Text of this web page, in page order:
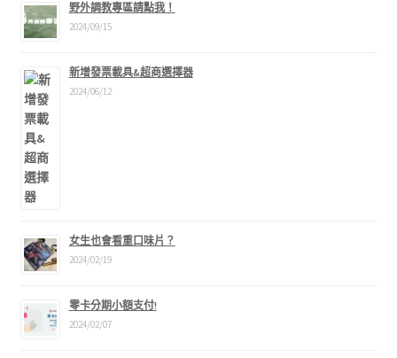
野外調教專區請點我！
2024/09/15
新增發票載具&超商選擇器
2024/06/12
女生也會看重口味片？
2024/02/19
零卡分期小額支付!
2024/02/07